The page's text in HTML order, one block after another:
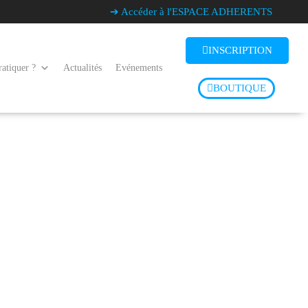
➔ Accéder à l'ESPACE ADHERENTS
? Actualités Evénements
INSCRIPTION
BOUTIQUE